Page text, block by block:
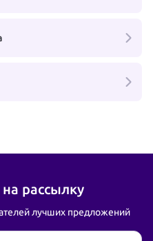
рассылку
лучших предложений